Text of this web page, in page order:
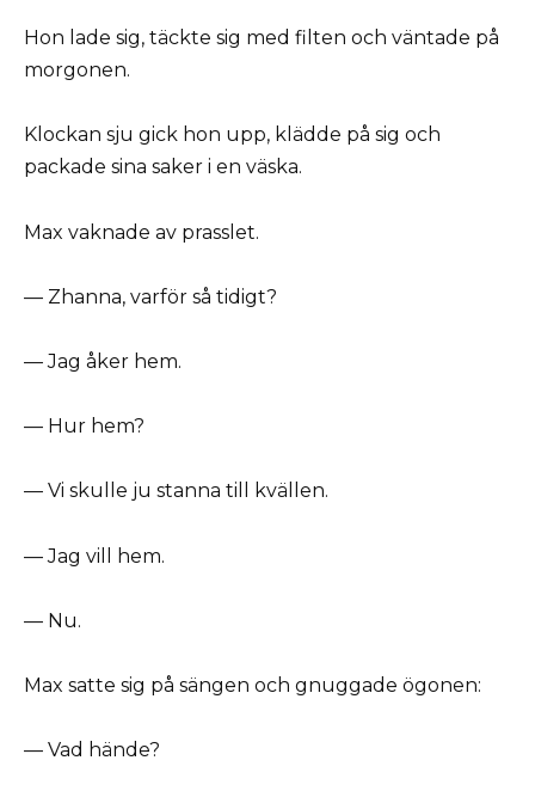
Hon lade sig, täckte sig med filten och väntade på
morgonen.
Klockan sju gick hon upp, klädde på sig och
packade sina saker i en väska.
Max vaknade av prasslet.
— Zhanna, varför så tidigt?
— Jag åker hem.
— Hur hem?
— Vi skulle ju stanna till kvällen.
— Jag vill hem.
— Nu.
Max satte sig på sängen och gnuggade ögonen:
— Vad hände?